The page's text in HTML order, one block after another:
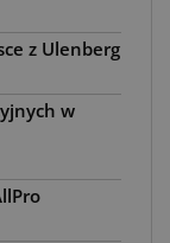
z Ulenberg
w